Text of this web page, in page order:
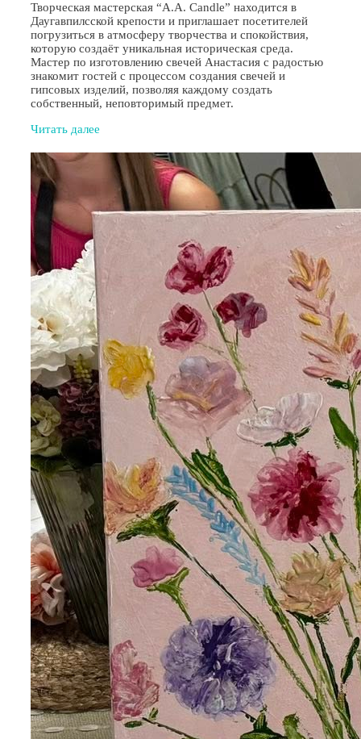
Творческая мастерская “A.A. Candle” находится в
Даугавпилсской крепости и приглашает посетителей
погрузиться в атмосферу творчества и спокойствия,
которую создаёт уникальная историческая среда.
Мастер по изготовлению свечей Анастасия с радостью
знакомит гостей с процессом создания свечей и
гипсовых изделий, позволяя каждому создать
собственный, неповторимый предмет.
Читать далее